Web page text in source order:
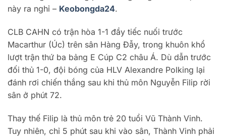
này ra nghỉ – Keobongda24.
CLB CAHN có trận hòa 1-1 đầy tiếc nuối trước
Macarthur (Úc) trên sân Hàng Đẫy, trong khuôn khổ
lượt trận thứ ba bảng E Cúp C2 châu Á. Dù dẫn trước
đối thủ 1-0, đội bóng của HLV Alexandre Polking lại
đánh rơi chiến thắng sau khi thủ môn Nguyễn Filip rời
sân ở phút 72.
Thay thế Filip là thủ môn trẻ 20 tuổi Vũ Thành Vinh.
Tuy nhiên, chỉ 5 phút sau khi vào sân, Thành Vinh phải